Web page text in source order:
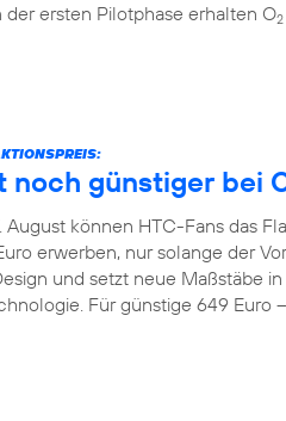
ersten Pilotphase erhalten O2
noch günstiger bei
August können HTC-Fans das
erwerben, nur solange der
und setzt neue Maßstäbe
Für günstige 649 Euro